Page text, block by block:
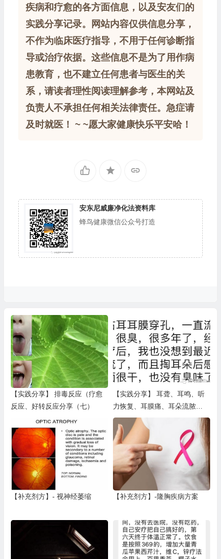
疾病和疗愈的各方面信息，以及安友们的
实践分享记录。网站内容仅供信息分享，
不作为临床医疗指导，不用于任何诊断指
导或治疗依据。这些信息不是为了用作病
患教育，也不建立任何患者与医生的关
系，请读者理性阅读理解参考，本网站及
负责人不承担任何相关法律责任。急症请
及时就医！ ~ ~愿大家健康快乐平安哈！
安东尼威廉净化法资料库
蜂鸟健康微信公众号打造
【实践分享】 排毒反应（疗愈
反应、好转反应分享（七）
【实践分享】 耳聋、耳鸣、听
力恢复、耳膜痛、耳朵流脓
（一）
【补充剂方】- 视神经萎缩 【补充剂方】-隆胸疾病方案